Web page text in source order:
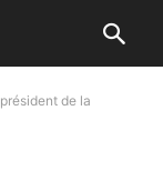
de la